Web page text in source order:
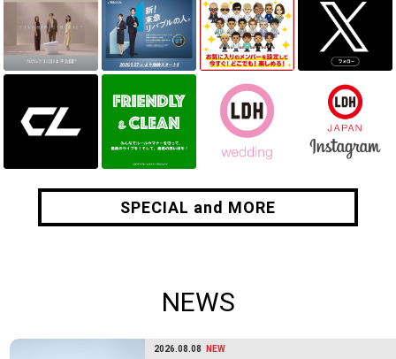
SPECIAL and MORE
SPECIAL and MORE
NEWS
2026.08.08 NEW